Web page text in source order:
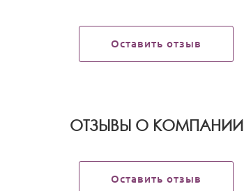
Оставить отзыв
OТЗЫВЫ О КОМПАНИИ
Оставить отзыв